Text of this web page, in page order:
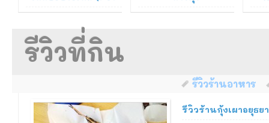
Hotel)
รีวิวที่กิน
รีวิวร้านอาหาร
รีวิวร้านกุ้งเผาอยุธย